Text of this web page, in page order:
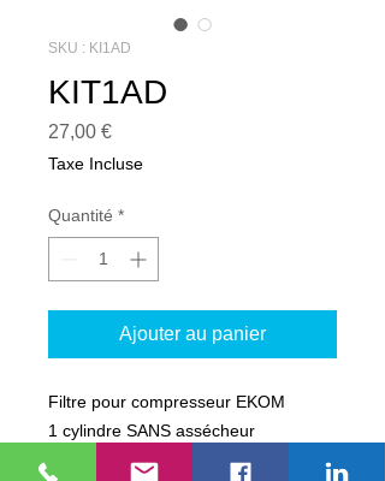
SKU : KI1AD
KIT1AD
27,00 €Prix
Taxe Incluse
Quantité *
Ajouter au panier
Filtre pour compresseur EKOM
1 cylindre SANS assécheur
A changer 1 fois par an ou toutes les